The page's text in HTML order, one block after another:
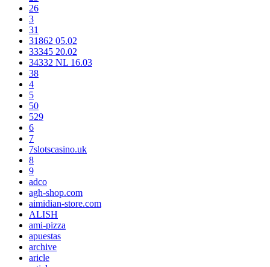
26
3
31
31862 05.02
33345 20.02
34332 NL 16.03
38
4
5
50
529
6
7
7slotscasino.uk
8
9
adco
agh-shop.com
aimidian-store.com
ALISH
ami-pizza
apuestas
archive
aricle